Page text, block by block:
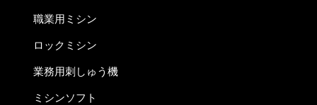
職業用ミシン
ロックミシン
業務用刺しゅう機
ミシンソフト